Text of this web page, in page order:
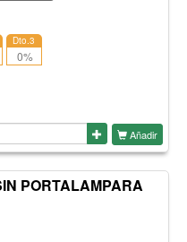
Dto.3
0%
Añadir
PORTALAMPARA